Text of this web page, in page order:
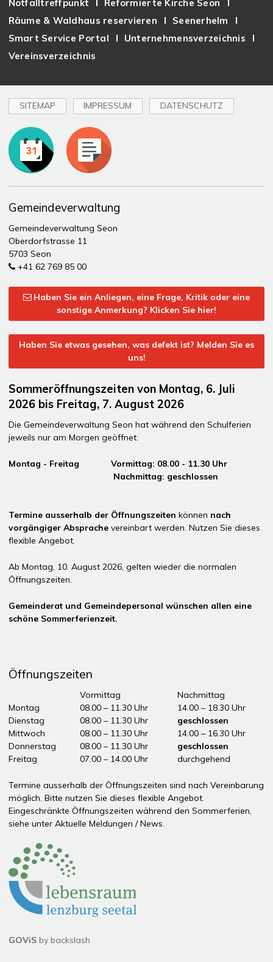
Notfalltreffpunkt
Reformierte Kirche Seon
Räume & Waldhaus reservieren
Seenerhelm
Smart Service Portal
Unternehmensverzeichnis
Vereinsverzeichnis
SITEMAP IMPRESSUM DATENSCHUTZ
Toplinks
Gemeindeverwaltung
Gemeindeverwaltung Seon
Oberdorfstrasse 11
5703 Seon
+41 62 769 85 00
Haben Sie ein Anliegen, eine Frage, Kritik oder eine
sonstige Anmerkung? Klicken Sie hier!
Haben Sie etwas gesehen, was defekt ist? Melden Sie es
uns!
Sommeröffnungszeiten von Montag, 6. Juli
2026 bis Freitag, 7. August 2026
Die Gemeindeverwaltung Seon hat während den Schulferien
jeweils nur am Morgen geöffnet:
Montag - Freitag Vormittag: 08.00 - 11.30 Uhr
Nachmittag: geschlossen
Termine ausserhalb der Öffnungszeiten können nach
vorgängiger Absprache vereinbart werden. Nutzen Sie dieses
flexible Angebot.
Ab Montag, 10. August 2026, gelten wieder die normalen
Öffnungszeiten.
Gemeinderat und Gemeindepersonal wünschen allen eine
schöne Sommerferienzeit.
Öffnungszeiten
Öffnungszeiten Vormittag
Vormittag
Nachmittag
Montag
08.00 – 11.30 Uhr
14.00 – 18.30 Uhr
Dienstag
08.00 – 11.30 Uhr
geschlossen
Mittwoch
08.00 – 11.30 Uhr
14.00 – 16.30 Uhr
Donnerstag
08.00 – 11.30 Uhr
geschlossen
Freitag
07.00 – 14.00 Uhr durchgehend
Termine ausserhalb der Öffnungszeiten sind nach Vereinbarung
möglich. Bitte nutzen Sie dieses flexible Angebot.
Eingeschränkte Öffnungszeiten während den Sommerferien,
siehe unterAktuelle Meldungen / News.
Partner
GOViS by backslash